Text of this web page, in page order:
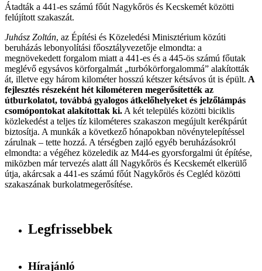
Átadták a 441-es számú főút Nagykőrös és Kecskemét közötti
felújított szakaszát.
Juhász Zoltán, az Építési és Közeledési Minisztérium közúti
beruházás lebonyolítási főosztályvezetője elmondta: a
megnövekedett forgalom miatt a 441-es és a 445-ös számú főutak
meglévő egysávos körforgalmát „turbókörforgalommá” alakították
át, illetve egy három kilométer hosszú kétszer kétsávos út is épült. A
fejlesztés részeként hét kilométeren megerősítették az
útburkolatot, továbbá gyalogos átkelőhelyeket és jelzőlámpás
csomópontokat alakítottak ki. A két település közötti biciklis
közlekedést a teljes tíz kilométeres szakaszon megújult kerékpárút
biztosítja. A munkák a következő hónapokban növénytelepítéssel
zárulnak – tette hozzá. A térségben zajló egyéb beruházásokról
elmondta: a végéhez közeledik az M44-es gyorsforgalmi út építése,
miközben már tervezés alatt áll Nagykőrös és Kecskemét elkerülő
útja, akárcsak a 441-es számú főút Nagykőrös és Cegléd közötti
szakaszának burkolatmegerősítése.
Legfrissebbek
Hírajánló